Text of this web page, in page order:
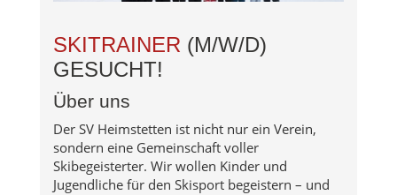
SKITRAINER (M/W/D)
GESUCHT!
Über uns
Der SV Heimstetten ist nicht nur ein Verein,
sondern eine Gemeinschaft voller
Skibegeisterter. Wir wollen Kinder und
Jugendliche für den Skisport begeistern – und